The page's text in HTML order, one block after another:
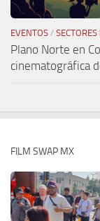
EVENTOS /
Plano Norte en
cinematográfica
FILM SWAP MX